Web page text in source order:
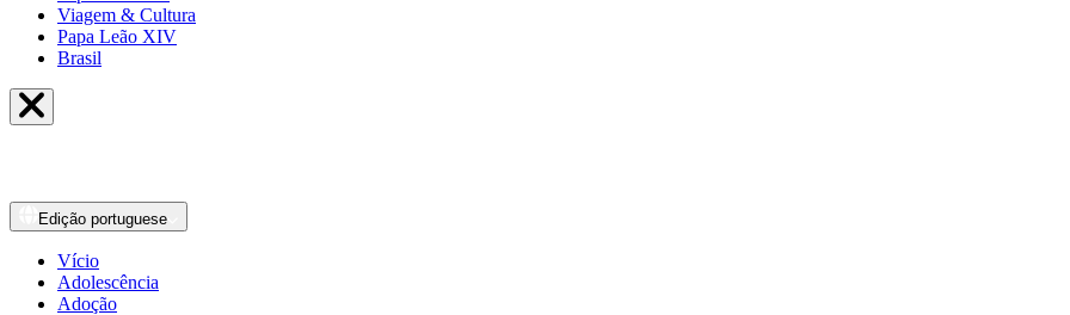
Viagem & Cultura
Papa Leão XIV
Brasil
Edição portuguese
Vício
Adolescência
Adoção